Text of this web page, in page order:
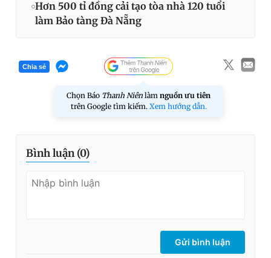
Hơn 500 tỉ đồng cải tạo tòa nhà 120 tuổi
làm Bảo tàng Đà Nẵng
Chia sẻ
Chọn Báo Thanh Niên làm nguồn ưu tiên
trên Google tìm kiếm. Xem hướng dẫn.
Bình luận (0)
Gửi bình luận